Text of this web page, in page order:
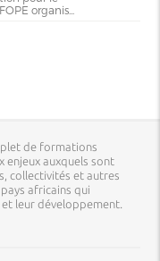
organis...
de formations
auxquels sont
collectivités et autres
africains qui
leur développement.